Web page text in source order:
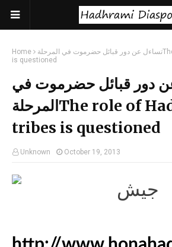
Home
تساءل عن دور قبائل حضرموت في المرحلةThe role of Hadhrami tribes
is questioned
دور قبائل حضرموت في
المرحلةThe role of Hadhrami
tribes is questioned
Unknown October 19, 2013